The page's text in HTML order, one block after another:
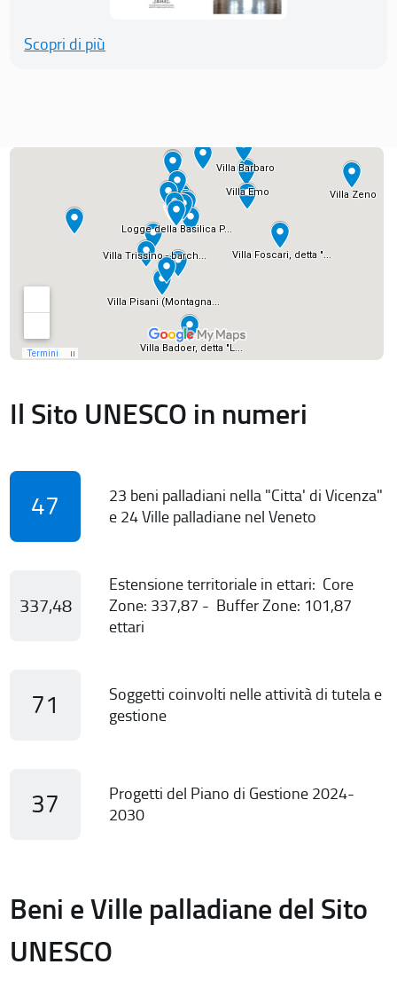
Scopri di più
Il Sito UNESCO in numeri
47
23 beni palladiani nella "Citta' di Vicenza"
e 24 Ville palladiane nel Veneto
337,48
Estensione territoriale in ettari: Core
Zone: 337,87 - Buffer Zone: 101,87
ettari
71
Soggetti coinvolti nelle attività di tutela e
gestione
37
Progetti del Piano di Gestione 2024-
2030
Beni e Ville palladiane del Sito
UNESCO